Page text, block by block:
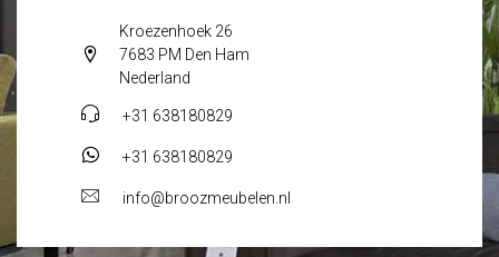
Kroezenhoek 26
7683 PM Den Ham
Nederland
+31 638180829
+31 638180829
info@broozmeubelen.nl